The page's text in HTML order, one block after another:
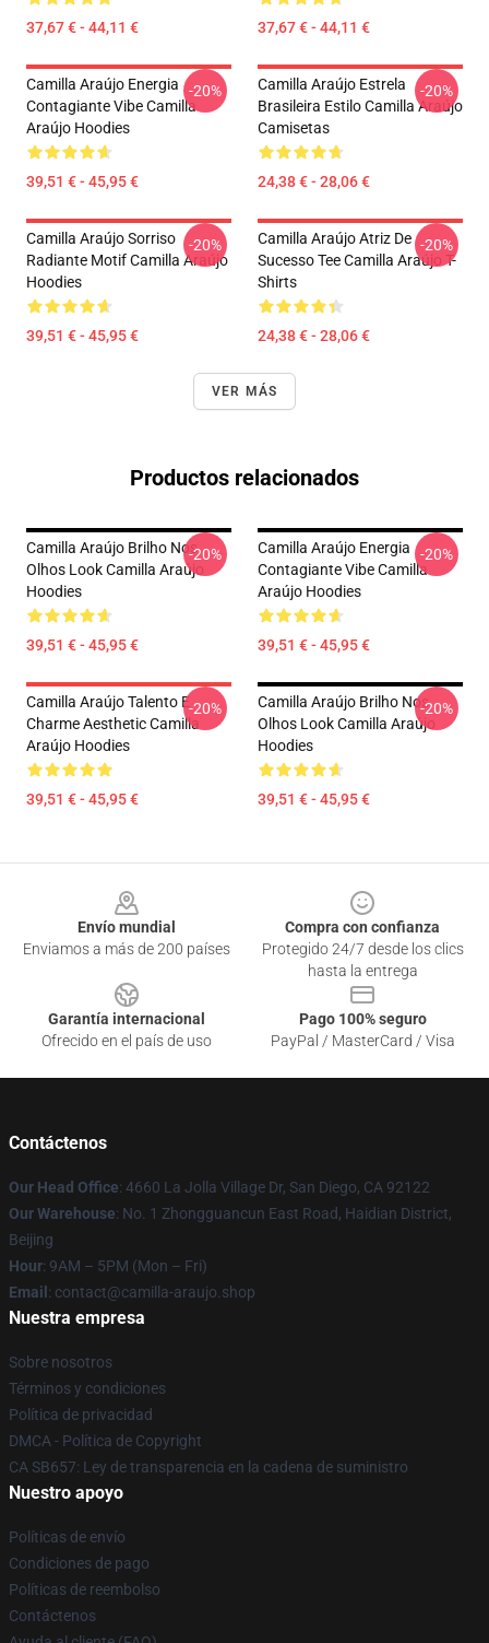
37,67 € - 44,11 € 37,67 € - 44,11 €
Camilla Araújo Energia
Contagiante Vibe Camilla
Araújo Hoodies
39,51 € - 45,95 €
-20%
Camilla Araújo Estrela
Brasileira Estilo Camilla Araújo
Camisetas
24,38 € - 28,06 €
-20%
Camilla Araújo Sorriso
Radiante Motif Camilla Araújo
Hoodies
39,51 € - 45,95 €
-20%
Camilla Araújo Atriz De
Sucesso Tee Camilla Araújo T-
Shirts
24,38 € - 28,06 €
-20%
VER MÁS
Productos relacionados
Camilla Araújo Brilho Nos
Olhos Look Camilla Araújo
Hoodies
39,51 € - 45,95 €
-20%
Camilla Araújo Energia
Contagiante Vibe Camilla
Araújo Hoodies
39,51 € - 45,95 €
-20%
Camilla Araújo Talento E
Charme Aesthetic Camilla
Araújo Hoodies
39,51 € - 45,95 €
-20%
Camilla Araújo Brilho Nos
Olhos Look Camilla Araújo
Hoodies
39,51 € - 45,95 €
-20%
Envío mundial
Enviamos a más de 200 países
Compra con confianza
Protegido 24/7 desde los clics
hasta la entrega
Garantía internacional
Ofrecido en el país de uso
Pago 100% seguro
PayPal / MasterCard / Visa
Contáctenos
Our Head Office: 4660 La Jolla Village Dr, San Diego, CA 92122
Our Warehouse: No. 1 Zhongguancun East Road, Haidian District,
Beijing
Hour: 9AM – 5PM (Mon – Fri)
Email : contact@camilla-araujo.shop
Nuestra empresa
Sobre nosotros
Términos y condiciones
Política de privacidad
DMCA - Política de Copyright
CA SB657: Ley de transparencia en la cadena de suministro
Nuestro apoyo
Políticas de envío
Condiciones de pago
Políticas de reembolso
Contáctenos